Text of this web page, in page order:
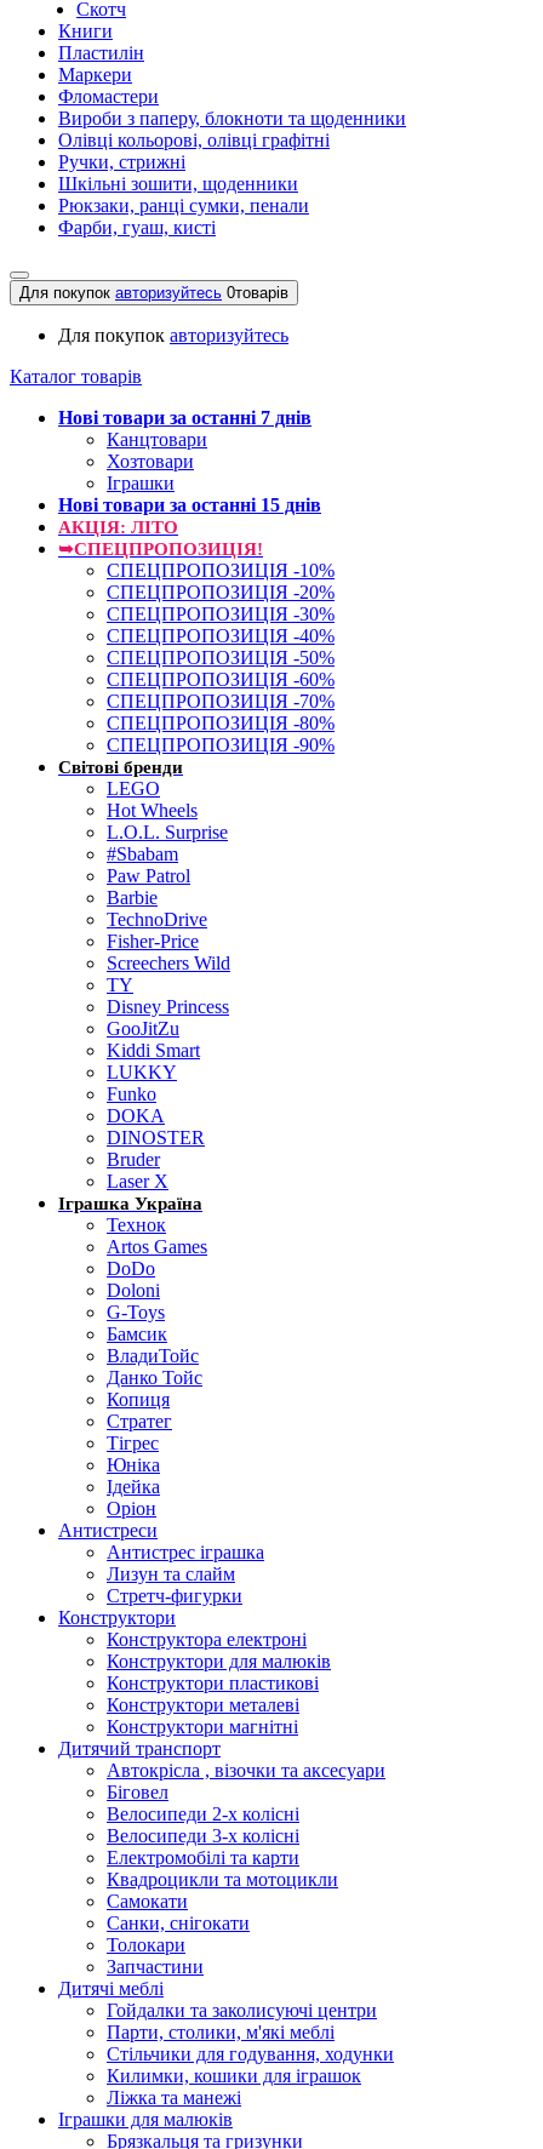
Скотч
Книги
Пластилін
Маркери
Фломастери
Вироби з паперу, блокноти та щоденники
Олівці кольорові, олівці графітні
Ручки, стрижні
Шкільні зошити, щоденники
Рюкзаки, ранці сумки, пенали
Фарби, гуаш, кисті
Для покупок авторизуйтесь 0товарів
Для покупок авторизуйтесь
Каталог товарів
Нові товари за останнi 7 днiв
Канцтовари
Хозтовари
Іграшки
Нові товари за останнi 15 днiв
АКЦІЯ: ЛІТО
➥СПЕЦПРОПОЗИЦІЯ!
СПЕЦПРОПОЗИЦІЯ -10%
СПЕЦПРОПОЗИЦІЯ -20%
СПЕЦПРОПОЗИЦІЯ -30%
СПЕЦПРОПОЗИЦІЯ -40%
СПЕЦПРОПОЗИЦІЯ -50%
СПЕЦПРОПОЗИЦІЯ -60%
СПЕЦПРОПОЗИЦІЯ -70%
СПЕЦПРОПОЗИЦІЯ -80%
СПЕЦПРОПОЗИЦІЯ -90%
Світові бренди
LEGO
Hot Wheels
L.O.L. Surprise
#Sbabam
Paw Patrol
Barbie
TechnoDrive
Fisher-Price
Screechers Wild
TY
Disney Princess
GooJitZu
Kiddi Smart
LUKKY
Funko
DOKA
DINOSTER
Bruder
Laser X
Іграшка Україна
Технок
Artos Games
DoDo
Doloni
G-Toys
Бамсик
ВладиТойс
Данко Тойс
Копиця
Стратег
Тігрес
Юніка
Ідейка
Оріон
Антистреси
Антистрес іграшка
Лизун та слайм
Стретч-фигурки
Конструктори
Конструктора електроні
Конструктори для малюків
Конструктори пластикові
Конструктори металеві
Конструктори магнітні
Дитячий транспорт
Автокрісла , візочки та аксесуари
Біговел
Велосипеди 2-х колісні
Велосипеди 3-х колісні
Електромобілі та карти
Квадроцикли та мотоцикли
Самокати
Санки, снігокати
Толокари
Запчастини
Дитячі меблі
Гойдалки та заколисуючі центри
Парти, столики, м'які меблі
Стільчики для годування, ходунки
Килимки, кошики для іграшок
Ліжка та манежі
Іграшки для малюків
Брязкальця та гризунки